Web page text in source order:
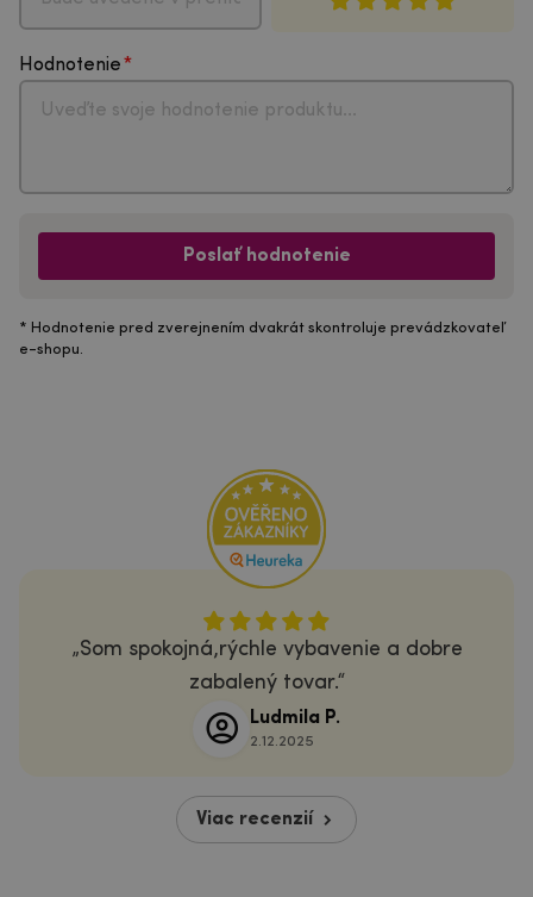
Hodnotenie
Poslať hodnotenie
* Hodnotenie pred zverejnením dvakrát skontroluje prevádzkovateľ
e-shopu.
Som spokojná,rýchle vybavenie a dobre
zabalený tovar.
Ludmila P.
2.12.2025
Viac recenzií